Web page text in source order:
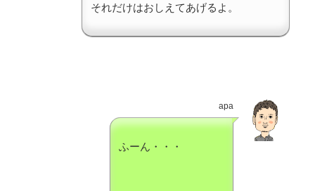
それだけはおしえてあげるよ。
apa
ふーん・・・